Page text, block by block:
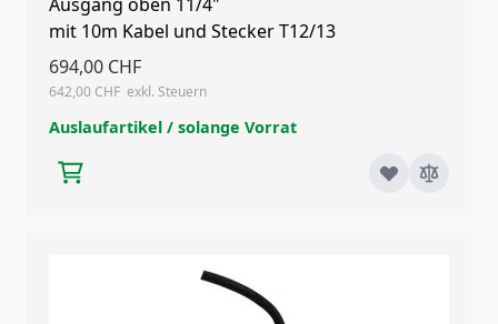
Ausgang oben 11/4"
mit 10m Kabel und Stecker T12/13
694,00 CHF
642,00 CHF
Auslaufartikel / solange Vorrat